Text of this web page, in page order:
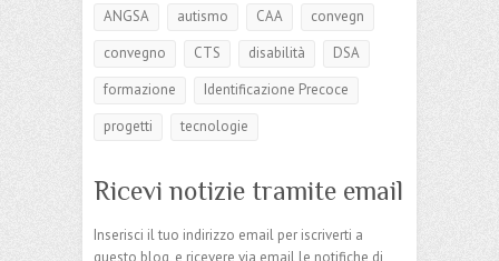
ANGSA autismo CAA
convegn
convegno
CTS disabilità
DSA
formazione
Identificazione Precoce
progetti
tecnologie
Ricevi notizie tramite email
Inserisci il tuo indirizzo email per iscriverti a
questo blog, e ricevere via email le notifiche di